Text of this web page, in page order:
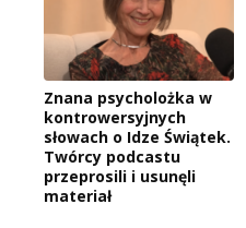
Znana psycholożka w
kontrowersyjnych
słowach o Idze Świątek.
Twórcy podcastu
przeprosili i usunęli
materiał